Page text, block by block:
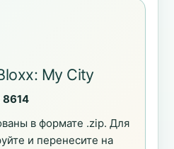
My City
8614
в формате .zip. Для
и перенесите на